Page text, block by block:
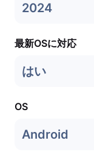
2024
最新OSに対応
はい
OS
Android